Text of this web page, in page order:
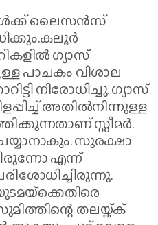
ലൈസന്‍സ്
ഗ്യാസ്
പാചകം വിശാല
നിരോധിച്ചു. ഗ്യാസ്
അതില്‍നിന്നുള്ള
സ്റ്റീമര്‍.
സുരക്ഷാ
എന്ന്
തലയ്ക്ക്